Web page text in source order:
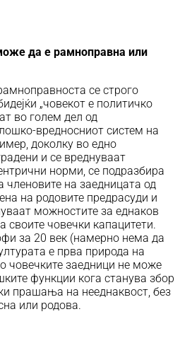
да е рамноправна или
се строго
„човекот е политичко
во голем дел од
вредносниот систем на
доколку во едно
и се вреднуваат
норми, се подразбира
членовите на заедницата од
на родовите предрасуди и
можностите за еднаков
своите човечки капацитети.
за 20 век (намерно нема да
е прва природа на
човечките заедници не може
функции кога станува збор
прашања на нееднаквост, без
или родова.